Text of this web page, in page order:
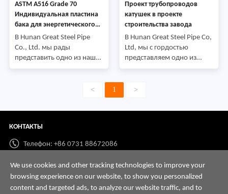
с фланцами) Стандарт: API
5LGrade: Gr. БПК: 12
inchesТолщина стены:
Schedu
Наружный диаметр (OD):
ASTM A516 Grade 70
Индивидуальная пластина
бака для энергетического
проекта
В Hunan Great Steel Pipe
Co., Ltd. мы рады
представить одно из наших
недавних проектных
индивидуальных пластин
международного клиента.
пластина бака Стандарт:
ASTM A516Grade:
GR70Размеры (OD): 2500 ×
Проект трубопроводов
катушек в проекте
строительства завода
В Hunan Great Steel Pipe Co,
Ltd, мы с гордостью
представляем одно из
наших ключевых
включающих
трубопроводные решения,
отраслевых стандартов. В
используются
трубопроводные катушки
(трубы, сваренные с
< 1 >
КОНТАКТЫ
Телефон: +86 0731 88672086
Whatsapp:+86 198 7313 7997
Email: info@hnssd.com
We use cookies and other tracking technologies to improve your
browsing experience on our website, to show you personalized
content and targeted ads, to analyze our website traffic, and to